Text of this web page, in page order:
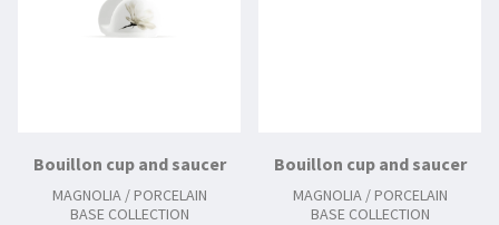
Bouillon cup and saucer
MAGNOLIA / PORCELAIN
BASE COLLECTION
Bouillon cup and saucer
MAGNOLIA / PORCELAIN
BASE COLLECTION